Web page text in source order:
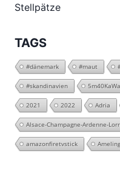
Stellpätze
TAGS
#dänemark #maut
#skandinavien 5m40KaWa
2021 2022 Adria
Alsace-Champagne-Ardenne-
amazonfiretvstick